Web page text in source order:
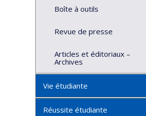
Boîte à outils
Revue de presse
Articles et éditoriaux –
Archives
Vie étudiante
Réussite étudiante